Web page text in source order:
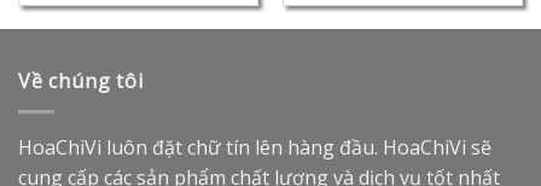
Về chúng tôi
HoaChiVi luôn đặt chữ tín lên hàng đầu. HoaChiVi sẽ
cung cấp các sản phẩm chất lượng và dịch vụ tốt nhất